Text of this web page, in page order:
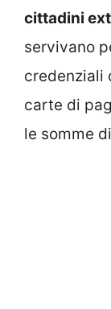
cittadini
servivano
credenziali
carte di
le somme